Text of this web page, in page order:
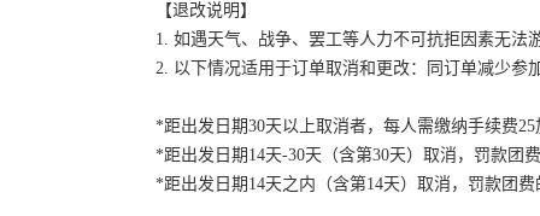
【退改说明】
1. 如遇天气、战争、罢工等人力不可抗拒因素无
2. 以下情况适用于订单取消和更改：同订单减少
*距出发日期30天以上取消者，每人需缴纳手续费
*距出发日期14天-30天（含第30天）取消，罚款团
*距出发日期14天之内（含第14天）取消，罚款团费